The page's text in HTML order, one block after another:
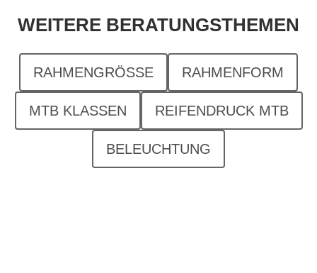
WEITERE BERATUNGSTHEMEN
RAHMENGRÖSSE RAHMENFORM
MTB KLASSEN REIFENDRUCK MTB
BELEUCHTUNG